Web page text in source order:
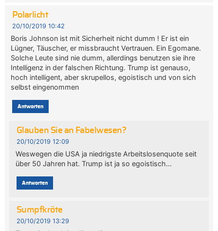
Polarlicht
20/10/2019 10:42
Boris Johnson ist mit Sicherheit nicht dumm ! Er ist ein
Lügner, Täuscher, er missbraucht Vertrauen. Ein Egomane.
Solche Leute sind nie dumm, allerdings benutzen sie ihre
Intelligenz in der falschen Richtung. Trump ist genauso,
hoch intelligent, aber skrupellos, egoistisch und von sich
selbst eingenommen
Antworten
Glauben Sie an Fabelwesen?
20/10/2019 12:09
Weswegen die USA ja niedrigste Arbeitslosenquote seit
über 50 Jahren hat. Trump ist ja so egoistisch…
Antworten
Sumpfkröte
20/10/2019 13:29